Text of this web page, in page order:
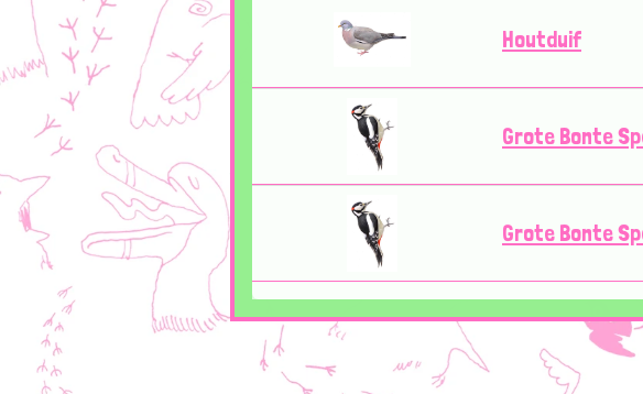
Houtduif
Grote Bonte
Grote Bonte